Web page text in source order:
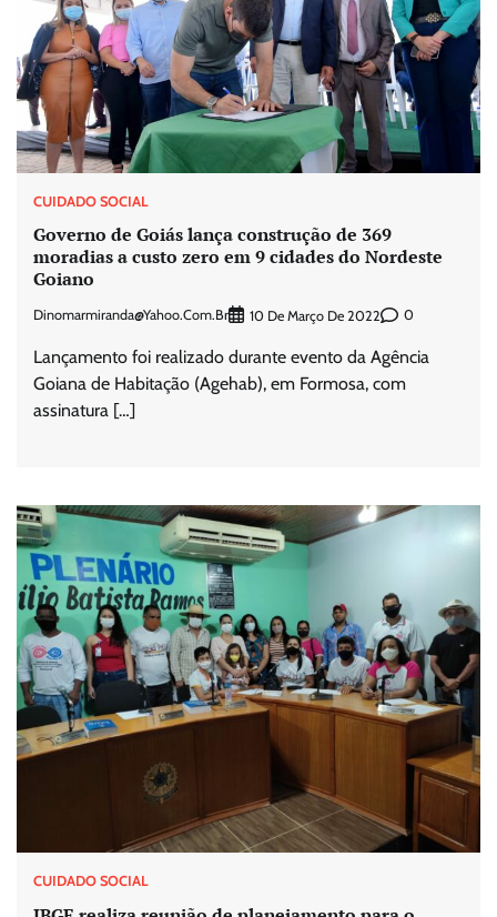
CUIDADO SOCIAL
Governo de Goiás lança construção de 369
moradias a custo zero em 9 cidades do Nordeste
Goiano
Dinomarmiranda@yahoo.com.br 10 De Março De 2022 0
Lançamento foi realizado durante evento da Agência
Goiana de Habitação (Agehab), em Formosa, com
assinatura […]
CUIDADO SOCIAL